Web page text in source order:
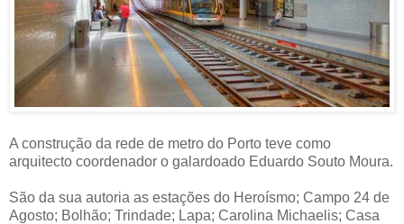
A construção da rede de metro do Porto teve como
arquitecto coordenador o galardoado Eduardo Souto Moura.
São da sua autoria as estações do Heroísmo; Campo 24 de
Agosto; Bolhão; Trindade; Lapa; Carolina Michaelis; Casa